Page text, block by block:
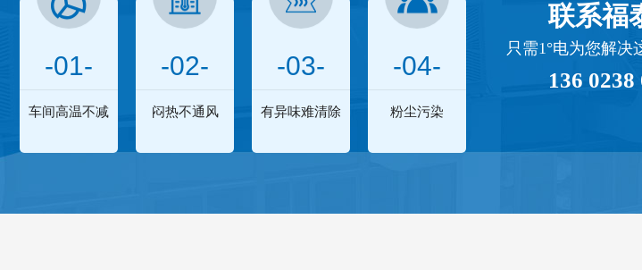
-01-
车间高温不减
-02-
闷热不通风
-03-
有异味难清除
-04-
粉尘污染
联系福
只需1°电为您解决
136 0238